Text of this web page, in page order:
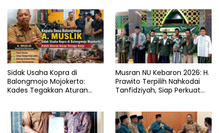
Sidak Usaha Kopra di
Balongmojo Mojokerto:
Kades Tegakkan Aturan
Musran NU Kebaron 2026: H.
Prawito Terpilih Nahkodai
Tanfidziyah, Siap Perkuat